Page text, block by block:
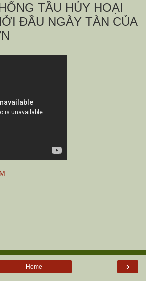
TẦU HỦY HOẠI
ĐẦU NGÀY TÀN CỦA
›
Home